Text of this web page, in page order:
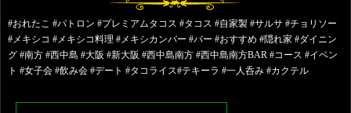
#おれたこ #パトロン #プレミアムタコス #タコス #自家製 #サルサ #チョリソー
#メキシコ #メキシコ料理 #メキシカンバー #バー #おすすめ #隠れ家 #ダイニン
グ #南方 #西中島 #大阪 #新大阪 #西中島南方 #西中島南方BAR #コース #イベン
ト #女子会 #飲み会 #デート #タコライス#テキーラ #一人呑み #カクテル